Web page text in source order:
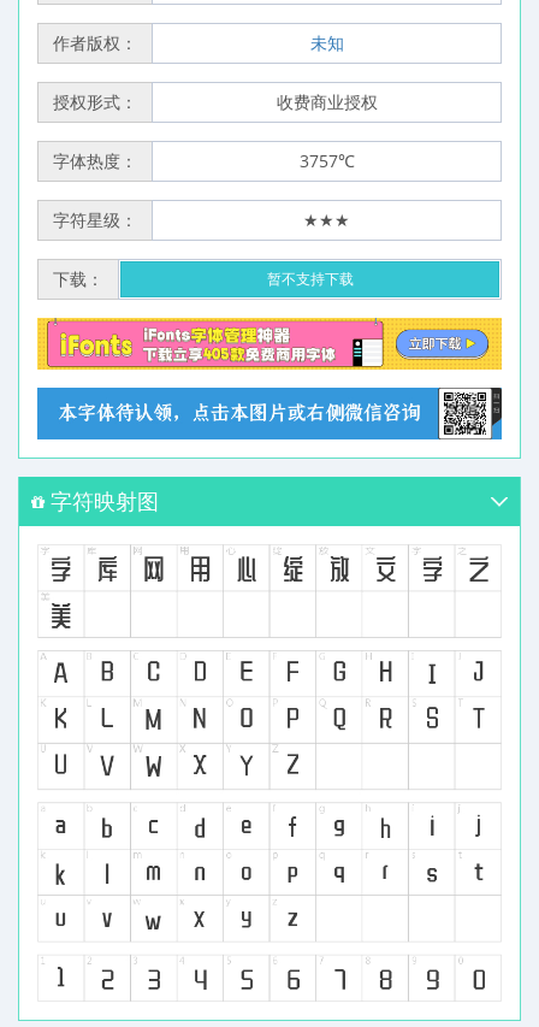
作者版权： 未知
授权形式： 收费商业授权
字体热度： 3757℃
字符星级： ★★★
下载： 暂不支持下载
字符映射图